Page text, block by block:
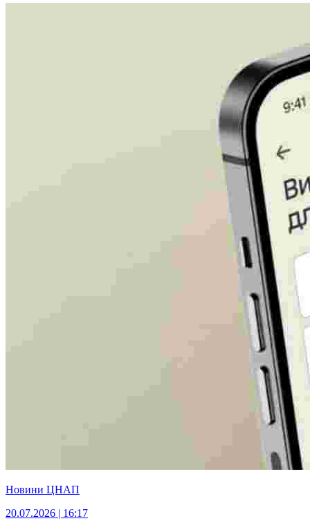
Новини ЦНАП
20.07.2026 | 16:17